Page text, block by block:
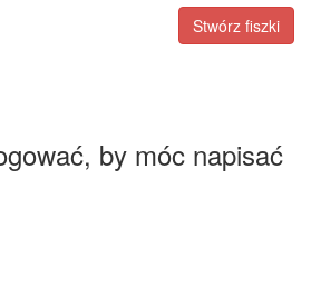
Stwórz fiszki
by móc napisać